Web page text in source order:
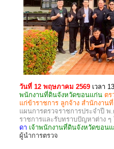
วันที่ 12 พฤษภาคม 2569 เวลา
พนักงานที่ดินจังหวัดขอนแก่น ตร
แก่ข้าราชการ ลูกจ้าง สำนักงา
แผนการตรวจราชการประจำปี พ
ราชการและรับทราบปัญหาต่าง
ดา เจ้าพนักงานที่ดินจังหวัดขอน
ผู้นำการตรวจ